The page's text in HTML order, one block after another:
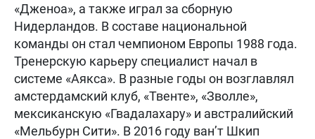
«Дженоа», а также играл за сборную
Нидерландов. В составе национальной
команды он стал чемпионом Европы 1988 года.
Тренерскую карьеру специалист начал в
системе «Аякса». В разные годы он возглавлял
амстердамский клуб, «Твенте», «Зволле»,
мексиканскую «Гвадалахару» и австралийский
«Мельбурн Сити». В 2016 году ван’т Шкип